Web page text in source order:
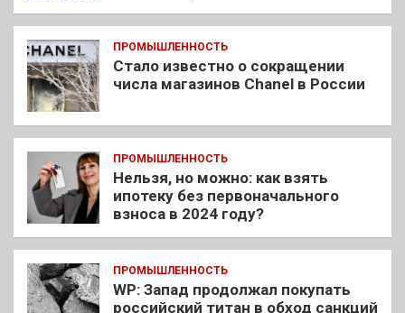
ПРОМЫШЛЕННОСТЬ
Стало известно о сокращении
числа магазинов Chanel в России
ПРОМЫШЛЕННОСТЬ
Нельзя, но можно: как взять
ипотеку без первоначального
взноса в 2024 году?
ПРОМЫШЛЕННОСТЬ
WP: Запад продолжал покупать
российский титан в обход санкций